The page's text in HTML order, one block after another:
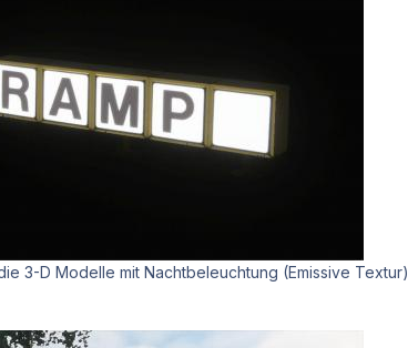
3-D Modelle mit Nachtbeleuchtung (Emissive Textur)